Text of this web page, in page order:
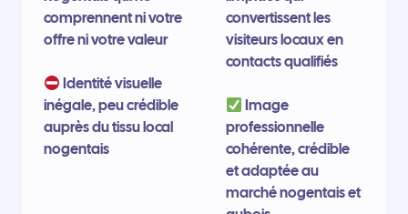
comprennent ni votre
offre ni votre valeur
Identité visuelle
inégale, peu crédible
auprès du tissu local
nogentais
convertissent les
visiteurs locaux en
contacts qualifiés
Image
professionnelle
cohérente, crédible
et adaptée au
marché nogentais et